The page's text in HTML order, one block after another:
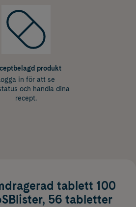
produkt
in för att se
och handla dina
recept.
tablett 100
56 tabletter